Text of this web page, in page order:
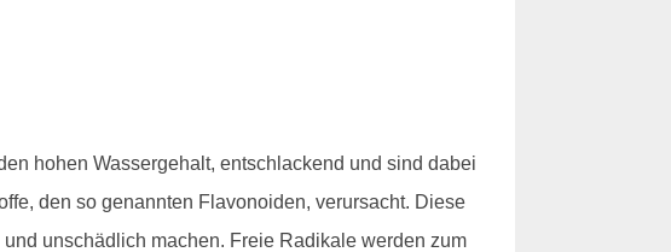
hohen Wassergehalt, entschlackend und sind dabei
den so genannten Flavonoiden, verursacht. Diese
unschädlich machen. Freie Radikale werden zum